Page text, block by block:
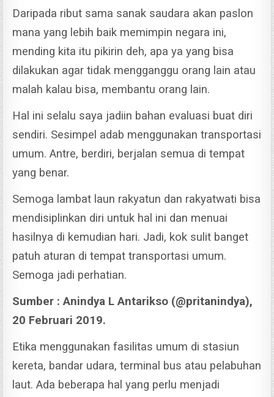
Daripada ribut sama sanak saudara akan paslon
mana yang lebih baik memimpin negara ini,
mending kita itu pikirin deh, apa ya yang bisa
dilakukan agar tidak mengganggu orang lain atau
malah kalau bisa, membantu orang lain.
Hal ini selalu saya jadiin bahan evaluasi buat diri
sendiri. Sesimpel adab menggunakan transportasi
umum.Antre, berdiri, berjalan semua di tempat
yang benar.
Semoga lambat laun rakyatun dan rakyatwati bisa
mendisiplinkan diri untuk hal ini dan menuai
hasilnya di kemudian hari. Jadi, kok sulit banget
patuh aturan di tempat transportasi umum.
Semoga jadi perhatian.
Sumber : Anindya L Antarikso (@pritanindya),
20 Februari 2019.
Etika menggunakan fasilitas umum di stasiun
kereta, bandar udara, terminal bus atau pelabuhan
laut. Ada beberapa hal yang perlu menjadi